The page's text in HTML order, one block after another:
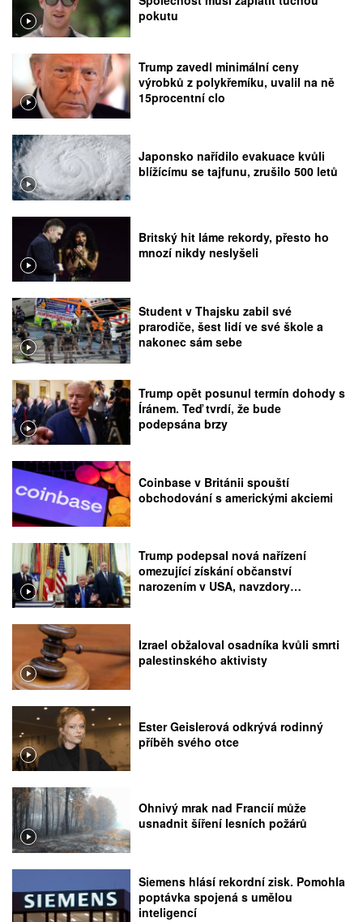
pokutu
Trump zavedl minimální ceny
výrobků z polykřemíku, uvalil na ně
15procentní clo
Japonsko nařídilo evakuace kvůli
blížícímu se tajfunu, zrušilo 500 letů
Britský hit láme rekordy, přesto ho
mnozí nikdy neslyšeli
Student v Thajsku zabil své
prarodiče, šest lidí ve své škole a
nakonec sám sebe
Trump opět posunul termín dohody s
Íránem. Teď tvrdí, že bude
podepsána brzy
Coinbase v Británii spouští
obchodování s americkými akciemi
Trump podepsal nová nařízení
omezující získání občanství
narozením v USA, navzdory
Izrael obžaloval osadníka kvůli smrti
palestinského aktivisty
Ester Geislerová odkrývá rodinný
příběh svého otce
Ohnivý mrak nad Francií může
usnadnit šíření lesních požárů
Siemens hlásí rekordní zisk. Pomohla
poptávka spojená s umělou
inteligencí